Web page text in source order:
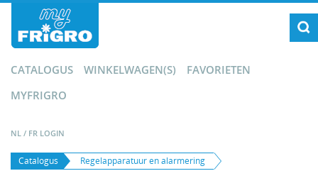
CATALOGUS WINKELWAGEN(S)
FAVORIETEN
MYFRIGRO
NL / FR LOGIN
Catalogus
Regelapparatuur en alarmering